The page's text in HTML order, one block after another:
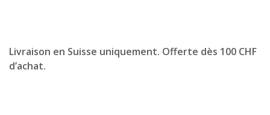
Livraison en Suisse uniquement. Offerte dès 100 CHF
d’achat.